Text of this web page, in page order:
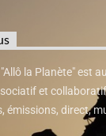
la Planète" est
et
émissions, direct,